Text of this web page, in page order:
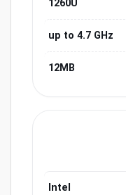
1260U
up to 4.7 GHz
12MB
Intel